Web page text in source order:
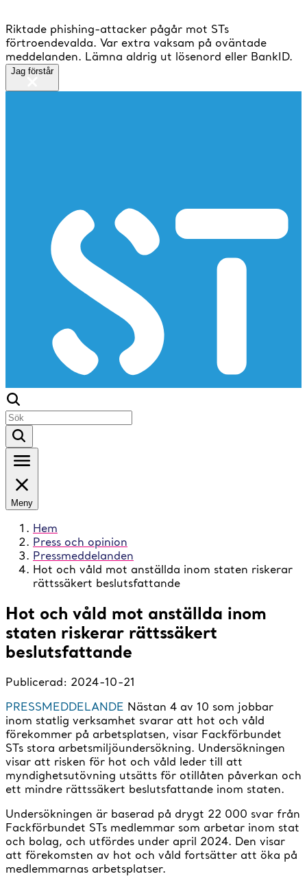
Riktade phishing-attacker pågår mot STs
förtroendevalda. Var extra vaksam på oväntade
meddelanden. Lämna aldrig ut lösenord eller BankID.
Jag förstår
Meny
Hem
Press och opinion
Pressmeddelanden
Hot och våld mot anställda inom staten riskerar
rättssäkert beslutsfattande
Hot och våld mot anställda inom
staten riskerar rättssäkert
beslutsfattande
Publicerad: 2024-10-21
PRESSMEDDELANDE Nästan 4 av 10 som jobbar
inom statlig verksamhet svarar att hot och våld
förekommer på arbetsplatsen, visar Fackförbundet
STs stora arbetsmiljöundersökning. Undersökningen
visar att risken för hot och våld leder till att
myndighetsutövning utsätts för otillåten påverkan och
ett mindre rättssäkert beslutsfattande inom staten.
Undersökningen är baserad på drygt 22 000 svar från
Fackförbundet STs medlemmar som arbetar inom stat
och bolag, och utfördes under april 2024. Den visar
att förekomsten av hot och våld fortsätter att öka på
medlemmarnas arbetsplatser.